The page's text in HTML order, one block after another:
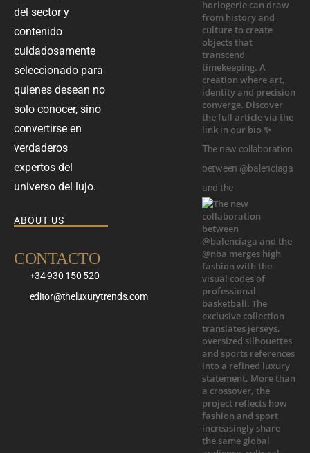
del sector y
contenido
cuidadosamente
seleccionado para
quienes desean no
solo conocer, sino
convertirse en
verdaderos
expertos del
universo del lujo.
ABOUT US
CONTACTO
+34 930 150 520
editor@theluxurytrends.com
The new collaboration
between @balenciaga
and the